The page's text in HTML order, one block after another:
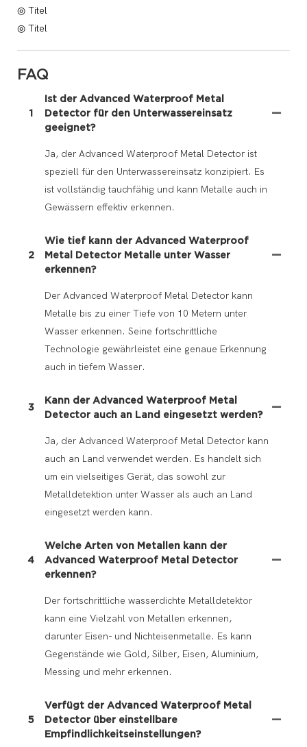
◎ Titel
◎ Titel
FAQ
1
Ist der Advanced Waterproof Metal
Detector für den Unterwassereinsatz
geeignet?
Ja, der Advanced Waterproof Metal Detector ist
speziell für den Unterwassereinsatz konzipiert. Es
ist vollständig tauchfähig und kann Metalle auch in
Gewässern effektiv erkennen.
2
Wie tief kann der Advanced Waterproof
Metal Detector Metalle unter Wasser
erkennen?
Der Advanced Waterproof Metal Detector kann
Metalle bis zu einer Tiefe von 10 Metern unter
Wasser erkennen. Seine fortschrittliche
Technologie gewährleistet eine genaue Erkennung
auch in tiefem Wasser.
3
Kann der Advanced Waterproof Metal
Detector auch an Land eingesetzt werden?
Ja, der Advanced Waterproof Metal Detector kann
auch an Land verwendet werden. Es handelt sich
um ein vielseitiges Gerät, das sowohl zur
Metalldetektion unter Wasser als auch an Land
eingesetzt werden kann.
4
Welche Arten von Metallen kann der
Advanced Waterproof Metal Detector
erkennen?
Der fortschrittliche wasserdichte Metalldetektor
kann eine Vielzahl von Metallen erkennen,
darunter Eisen- und Nichteisenmetalle. Es kann
Gegenstände wie Gold, Silber, Eisen, Aluminium,
Messing und mehr erkennen.
5
Verfügt der Advanced Waterproof Metal
Detector über einstellbare
Empfindlichkeitseinstellungen?